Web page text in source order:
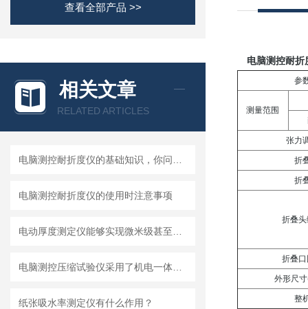
查看全部产品 >>
相关文章
RELATED ARTICLES
电脑测控耐折度仪的使用时注意事项
纸张吸水率测定仪有什么作用？
电脑测控耐折
参
测量范围
张力
折
折
折叠
折叠
外形尺寸
整